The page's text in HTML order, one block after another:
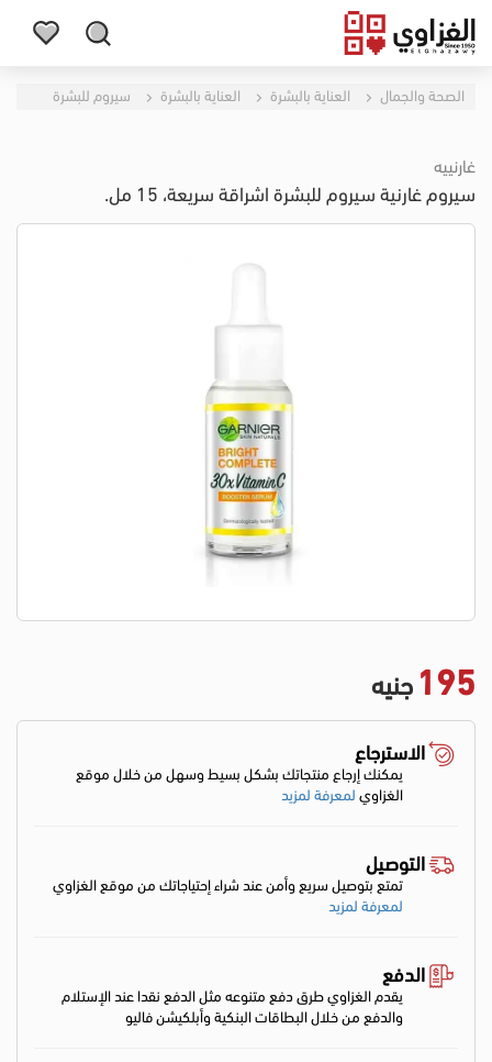
الصحة والجمال العناية بالبشرة العناية بالبشرة سيروم للبشرة
غارنييه
سيروم غارنية سيروم للبشرة اشراقة سريعة، 15 مل.
195 جنيه
الاسترجاع
يمكنك إرجاع منتجاتك بشكل بسيط وسهل من خلال موقع
الغزاويلمعرفة لمزيد
التوصيل
تمتع بتوصيل سريع وأمن عند شراء إحتياجاتك من موقع الغزاوي
لمعرفة لمزيد
الدفع
يقدم الغزاوي طرق دفع متنوعه مثل الدفع نقدا عند الإستلام
والدفع من خلال البطاقات البنكية وأبلكيشن فاليو